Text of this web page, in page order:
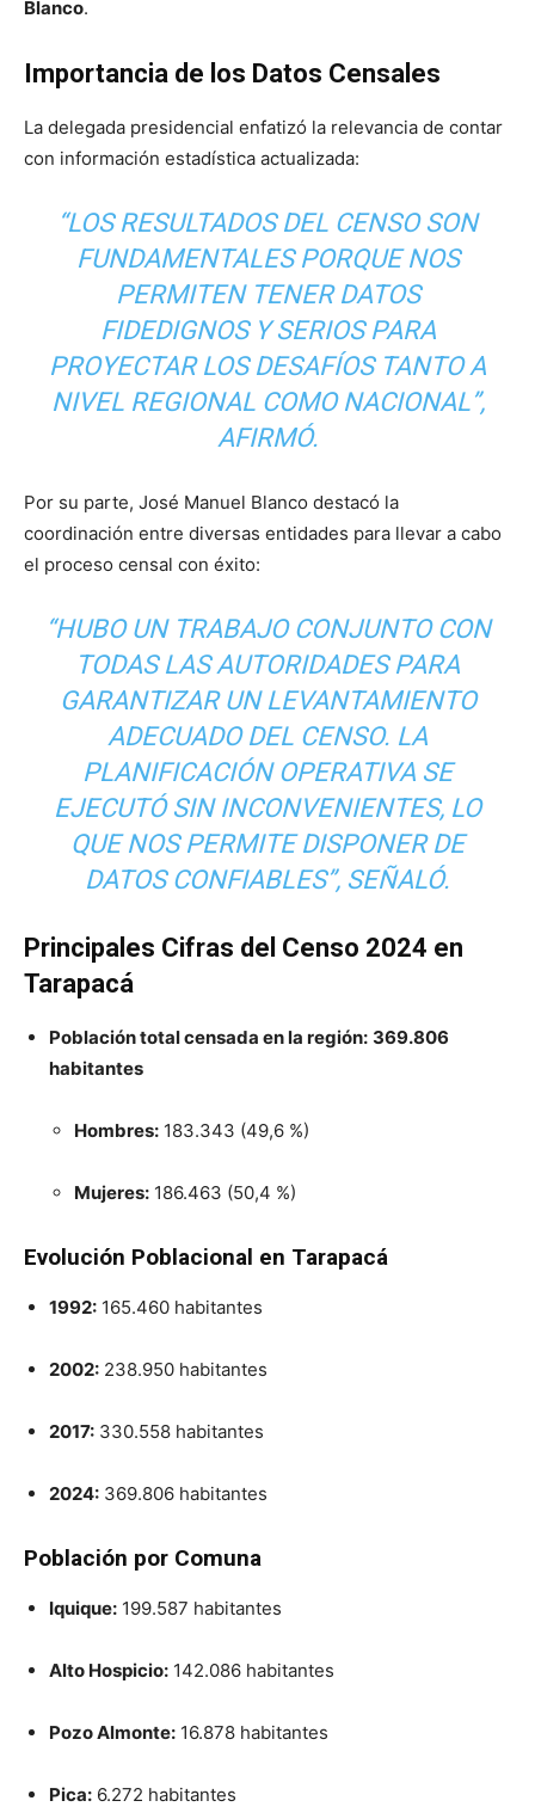
Blanco.
Importancia de los Datos Censales
La delegada presidencial enfatizó la relevancia de contar
con información estadística actualizada:
“LOS RESULTADOS DEL CENSO SON
FUNDAMENTALES PORQUE NOS
PERMITEN TENER DATOS
FIDEDIGNOS Y SERIOS PARA
PROYECTAR LOS DESAFÍOS TANTO A
NIVEL REGIONAL COMO NACIONAL”,
AFIRMÓ.
Por su parte, José Manuel Blanco destacó la
coordinación entre diversas entidades para llevar a cabo
el proceso censal con éxito:
“HUBO UN TRABAJO CONJUNTO CON
TODAS LAS AUTORIDADES PARA
GARANTIZAR UN LEVANTAMIENTO
ADECUADO DEL CENSO. LA
PLANIFICACIÓN OPERATIVA SE
EJECUTÓ SIN INCONVENIENTES, LO
QUE NOS PERMITE DISPONER DE
DATOS CONFIABLES”, SEÑALÓ.
Principales Cifras del Censo 2024 en
Tarapacá
Población total censada en la región: 369.806
habitantes
Hombres: 183.343 (49,6 %)
Mujeres: 186.463 (50,4 %)
Evolución Poblacional en Tarapacá
1992: 165.460 habitantes
2002: 238.950 habitantes
2017: 330.558 habitantes
2024: 369.806 habitantes
Población por Comuna
Iquique: 199.587 habitantes
Alto Hospicio: 142.086 habitantes
Pozo Almonte: 16.878 habitantes
Pica: 6.272 habitantes